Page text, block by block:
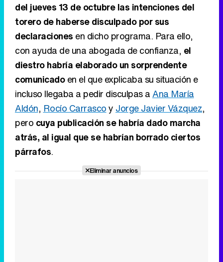
del jueves 13 de octubre las intenciones del
torero de haberse disculpado por sus
declaraciones en dicho programa. Para ello,
con ayuda de una abogada de confianza, el
diestro habría elaborado un sorprendente
comunicadoen el que explicaba su situación e
incluso llegaba a pedir disculpas aAna María
Aldón, Rocío Carrascoy Jorge Javier Vázquez,
pero cuya publicación se habría dado marcha
atrás, al igual que se habrían borrado ciertos
párrafos.
Eliminar anuncios